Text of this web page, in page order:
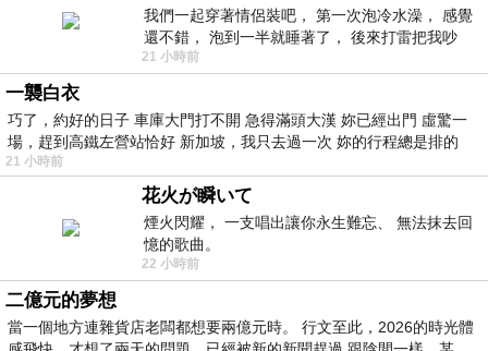
我們一起穿著情侶裝吧， 第一次泡冷水澡， 感覺
還不錯， 泡到一半就睡著了， 後來打雷把我吵
醒， 手
21 小時前
一襲白衣
巧了，約好的日子 車庫大門打不開 急得滿頭大漢 妳已經出門 虛驚一
場，趕到高鐵左營站恰好 新加坡，我只去過一次 妳的行程總是排的
21 小時前
花火が瞬いて
煙火閃耀， 一支唱出讓你永生難忘、 無法抹去回
憶的歌曲。
22 小時前
二億元的夢想
當一個地方連雜貨店老闆都想要兩億元時。 行文至此，2026的時光體